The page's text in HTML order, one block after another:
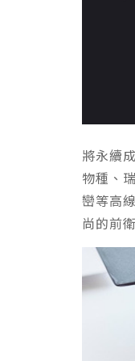
將永續
物種、
巒等高
尚的前